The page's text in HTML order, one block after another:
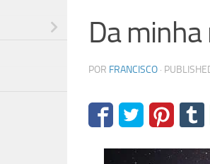
Da
POR FRANCISCO ·